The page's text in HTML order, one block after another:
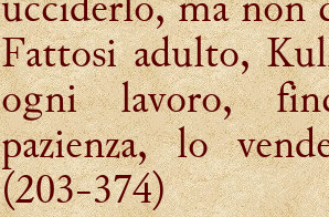
Fattosi adulto,
ogni lavoro,
pazienza, lo
(203-374)